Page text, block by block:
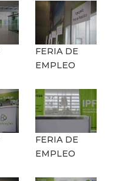
FERIA DE
EMPLEO
FERIA DE
EMPLEO